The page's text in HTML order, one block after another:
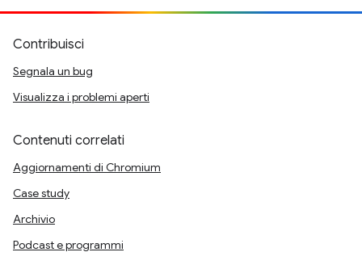
Contribuisci
Segnala un bug
Visualizza i problemi aperti
Contenuti correlati
Aggiornamenti di Chromium
Case study
Archivio
Podcast e programmi